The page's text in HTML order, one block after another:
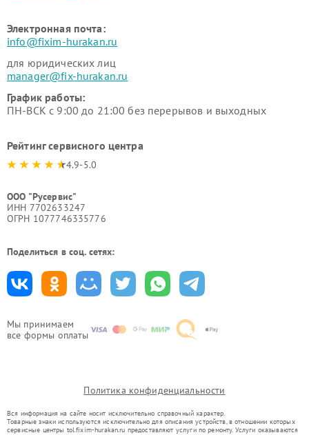
Мы принимаем
все формы оплаты
Электронная почта:
info@fixim-hurakan.ru
для юридических лиц
manager@fix-hurakan.ru
График работы:
ПН-ВСК с 9:00 до 21:00 без перерывов и выходных
Рейтинг сервисного центра
4.9-5.0
ООО "Русервис"
ИНН 7702633247
ОГРН 1077746335776
Поделиться в соц. сетях:
Политика конфиденциальности
Вся информация на сайте носит исключительно справочный характер.
Товарные знаки используются исключительно для описания устройств, в отношении которых
сервисные центры tol.fixim-hurakan.ru предоставляют услуги по ремонту. Услуги оказываются